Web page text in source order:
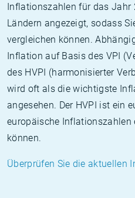
Inflationszahlen für das Jahr
Ländern angezeigt, sodass
vergleichen können.
Inflation auf Basis des VPI
des HVPI (harmonisierter
wird oft als die wichtigste
angesehen. Der HVPI ist ein
europäische Inflationszahlen
können.
Überprüfen Sie die aktuellen